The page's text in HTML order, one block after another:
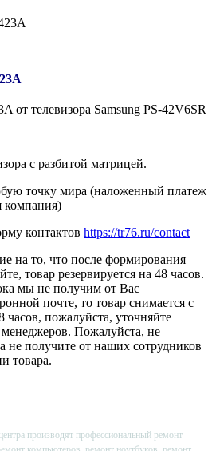
от телевизора Samsung PS-42V6SR
с разбитой матрицей.
точку мира (наложенный платеж
компания)
контактов https://tr76.ru/contact
на то, что после формирования
товар резервируется на 48 часов.
мы не получим от Вас
почте, то товар снимается с
часов, пожалуйста, уточняйте
Пожалуйста, не
не получите от наших сотрудников
товара.
производят профессиональный ремонт